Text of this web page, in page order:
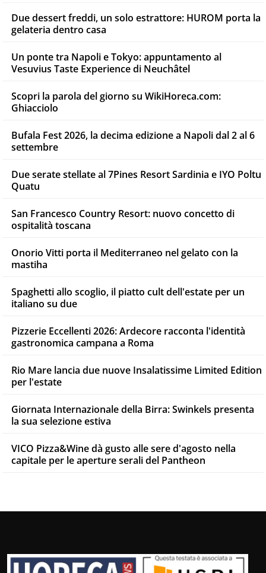
Due dessert freddi, un solo estrattore: HUROM porta la
gelateria dentro casa
Un ponte tra Napoli e Tokyo: appuntamento al
Vesuvius Taste Experience di Neuchâtel
Scopri la parola del giorno su WikiHoreca.com:
Ghiacciolo
Bufala Fest 2026, la decima edizione a Napoli dal 2 al 6
settembre
Due serate stellate al 7Pines Resort Sardinia e IYO Poltu
Quatu
San Francesco Country Resort: nuovo concetto di
ospitalità toscana
Onorio Vitti porta il Mediterraneo nel gelato con la
mastiha
Spaghetti allo scoglio, il piatto cult dell'estate per un
italiano su due
Pizzerie Eccellenti 2026: Ardecore racconta l'identità
gastronomica campana a Roma
Rio Mare lancia due nuove Insalatissime Limited Edition
per l'estate
Giornata Internazionale della Birra: Swinkels presenta
la sua selezione estiva
VICO Pizza&Wine dà gusto alle sere d'agosto nella
capitale per le aperture serali del Pantheon